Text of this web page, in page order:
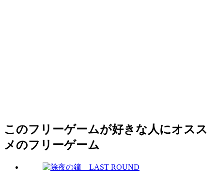
このフリーゲームが好きな人にオスス
メのフリーゲーム